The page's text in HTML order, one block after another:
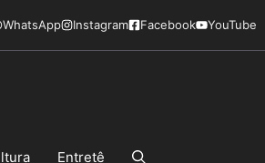
WhatsApp Instagram Facebook YouTube
Entretê